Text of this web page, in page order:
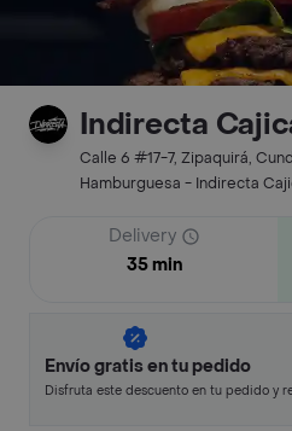
Indirecta
Calle 6 #17-7, Zipaquirá,
Hamburguesa - Indirecta
Delivery
35 min
Envío gratis en tu pedido
Disfruta este descuento en tu pedido y